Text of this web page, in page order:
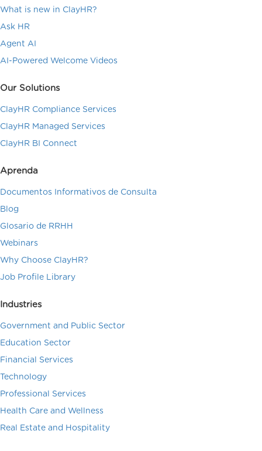
What is new in ClayHR?
Ask HR
Agent AI
AI-Powered Welcome Videos
Our Solutions
ClayHR Compliance Services
ClayHR Managed Services
ClayHR BI Connect
Aprenda
Documentos Informativos de Consulta
Blog
Glosario de RRHH
Webinars
Why Choose ClayHR?
Job Profile Library
Industries
Government and Public Sector
Education Sector
Financial Services
Technology
Professional Services
Health Care and Wellness
Real Estate and Hospitality